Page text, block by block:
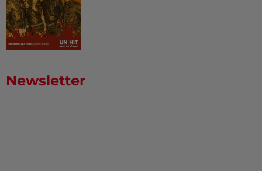
Newsletter